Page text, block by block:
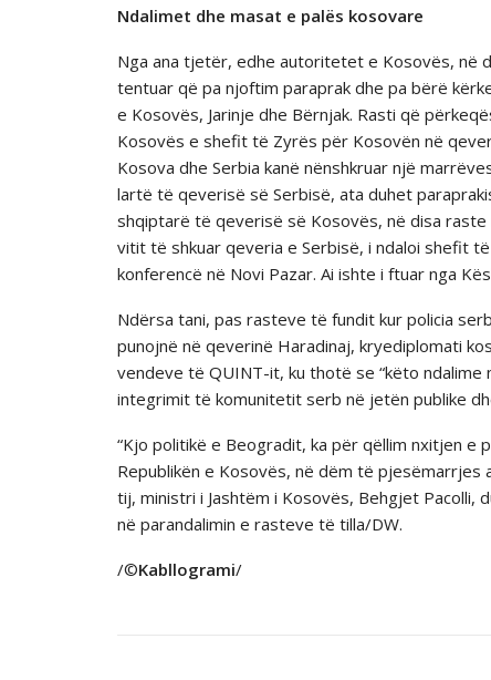
Ndalimet dhe masat e palës kosovare
Nga ana tjetër, edhe autoritetet e Kosovës, në
tentuar që pa njoftim paraprak dhe pa bërë
e Kosovës, Jarinje dhe Bërnjak. Rasti që
Kosovës e shefit të Zyrës për Kosovën në
Kosova dhe Serbia kanë nënshkruar një
lartë të qeverisë së Serbisë, ata duhet
shqiptarë të qeverisë së Kosovës, në disa
vitit të shkuar qeveria e Serbisë, i ndaloi shefit
konferencë në Novi Pazar. Ai ishte i ftuar nga
Ndërsa tani, pas rasteve të fundit kur policia
punojnë në qeverinë Haradinaj, kryediplomati
vendeve të QUINT-it, ku thotë se “këto
integrimit të komunitetit serb në jetën publike
“Kjo politikë e Beogradit, ka për qëllim nxitjen e
Republikën e Kosovës, në dëm të pjesëmarrjes
tij, ministri i Jashtëm i Kosovës, Behgjet
në parandalimin e rasteve të tilla/DW.
/©Kabllogrami/